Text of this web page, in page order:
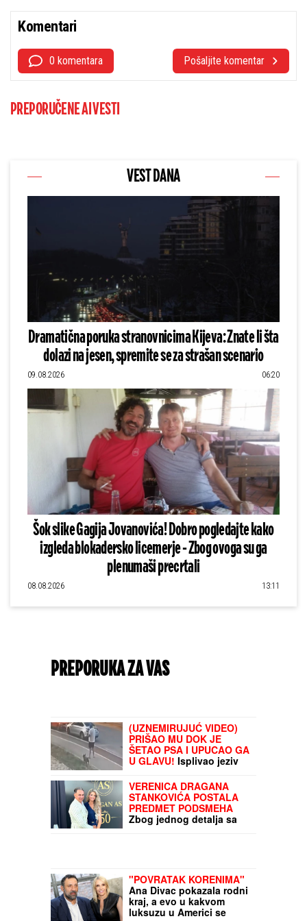
Komentari
0 komentara Pošaljite komentar
PREPORUČENE AI VESTI
VEST DANA
Dramatična poruka stranovnicima Kijeva: Znate li šta
dolazi na jesen, spremite se za strašan scenario
09.08.2026 06:20
Šok slike Gagija Jovanovića! Dobro pogledajte kako
izgleda blokadersko licemerje - Zbog ovoga su ga
plenumaši precrtali
08.08.2026 13:11
PREPORUKA ZA VAS
(UZNEMIRUJUĆ VIDEO)
PRIŠAO MU DOK JE
ŠETAO PSA I UPUCAO GA
U GLAVU! Isplivao jeziv
Elezovog saradnika u
Sarajevu: Policija
strahuje od jednog
scenarija
VERENICA DRAGANA
STANKOVIĆA POSTALA
PREDMET PODSMEHA
Zbog jednog detalja sa
"POVRATAK KORENIMA"
Ana Divac pokazala rodni
kraj, a evo u kakvom
luksuzu u Americi se